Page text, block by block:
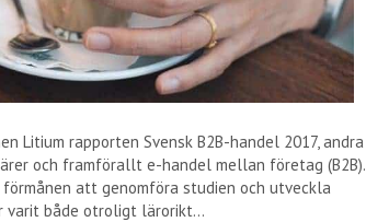
Litium rapporten Svensk B2B-handel 2017, andra
och framförallt e-handel mellan företag (B2B).
att genomföra studien och utveckla
varit både otroligt lärorikt…